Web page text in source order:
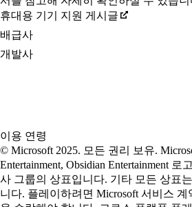
휴대용 기기 지원 게시글
배급사
개발사
이용 연령
© Microsoft 2025. 모든 권리 보유.
Entertainment, Obsidian Entertainment 로
사 그룹의 상표입니다. 기타 모든 상표
니다. 플레이하려면 Microsoft 서비스